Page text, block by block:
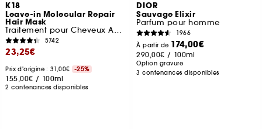
K18
Leave-in Molecular Repair
Hair Mask
Traitement pour Cheveux Abîmés
5742
23,25€
Prix d'origine : 31,00€ -25%
155,00€ / 100ml
2 contenances disponibles
DIOR
Sauvage Elixir
Parfum pour homme
1966
À partir de 174,00€
290,00€ / 100ml
Option gravure
3 contenances disponibles